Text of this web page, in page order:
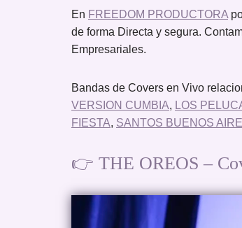
En FREEDOM PRODUCTORA
de forma Directa y segura.
Empresariales.
Bandas de Covers en Vivo
VERSION CUMBIA, LOS
FIESTA, SANTOS BUENOS
👉 THE OREOS –